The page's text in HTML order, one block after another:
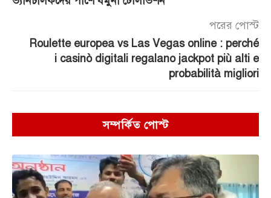
পরের পোস্ট
Roulette europea vs Las Vegas online : perché
i casinò digitali regalano jackpot più alti e
probabilità migliori
সম্পর্কিত পোস্ট